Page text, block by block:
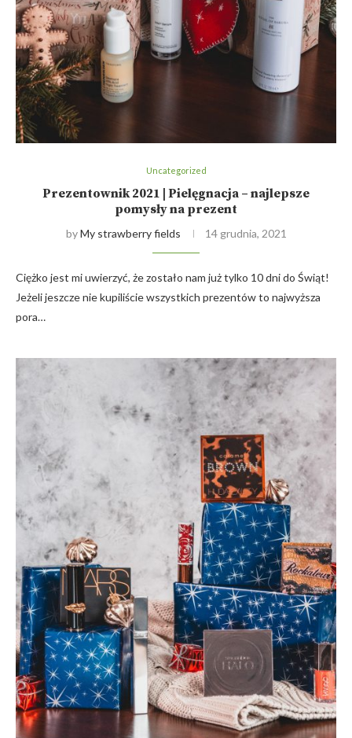
Uncategorized
Prezentownik 2021 | Pielęgnacja – najlepsze
pomysły na prezent
byMy strawberry fields 14 grudnia, 2021
Ciężko jest mi uwierzyć, że zostało nam już tylko 10 dni do Świąt!
Jeżeli jeszcze nie kupiliście wszystkich prezentów to najwyższa
pora…